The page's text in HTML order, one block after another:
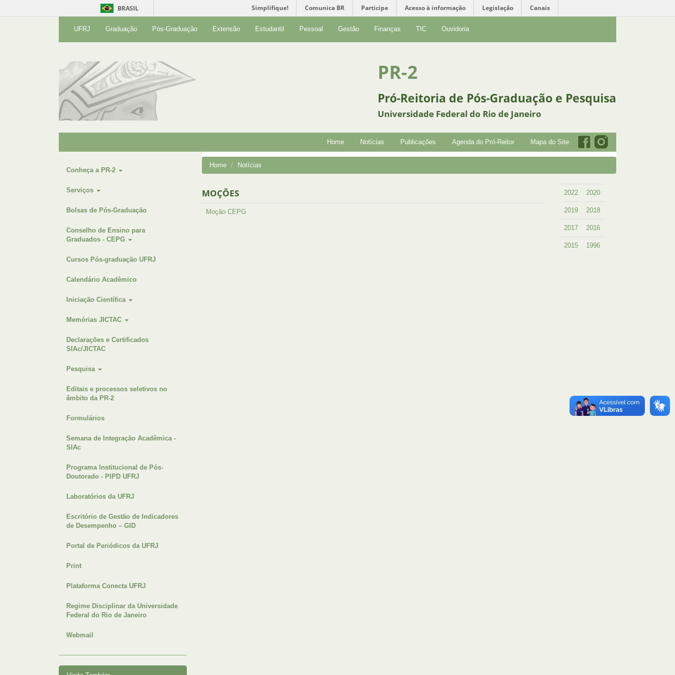
BRASIL Simplifique! Comunica BR Participe Acesso à informação Legislação Canais
UFRJ Graduação Pós-Graduação Extensão Estudantil Pessoal Gestão Finanças TIC Ouvidoria
PR-2
Pró-Reitoria de Pós-Graduação e Pesquisa
Universidade Federal do Rio de Janeiro
Home Notícias Publicações Agenda do Pró-Reitor Mapa do Site
Conheça a PR-2
Serviços
Bolsas de Pós-Graduação
Conselho de Ensino para
Graduados - CEPG
Cursos Pós-graduação UFRJ
Calendário Acadêmico
Iniciação Científica
Memórias JICTAC
Declarações e Certificados
SIAc/JICTAC
Pesquisa
Editais e processos seletivos no
âmbito da PR-2
Formulários
Semana de Integração Acadêmica -
SIAc
Programa Institucional de Pós-
Doutorado - PIPD UFRJ
Laboratórios da UFRJ
Escritório de Gestão de Indicadores
de Desempenho – GID
Portal de Periódicos da UFRJ
Print
Plataforma Conecta UFRJ
Regime Disciplinar da Universidade
Federal do Rio de Janeiro
Webmail
Home Notícias
MOÇÕES
Moção CEPG
2022 2020
2019 2018
2017 2016
2015 1996